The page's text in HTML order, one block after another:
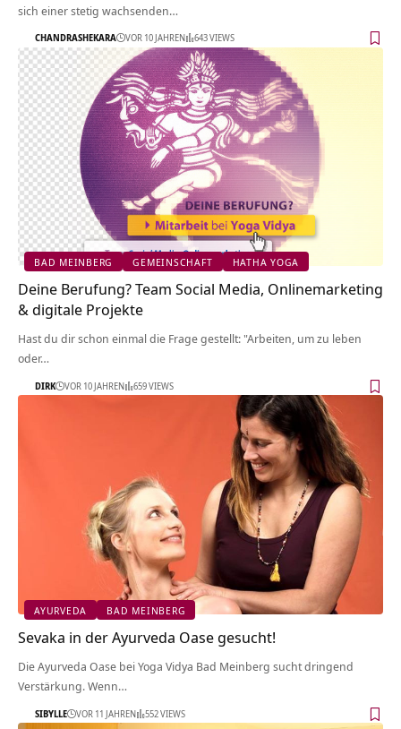
sich einer stetig wachsenden…
CHANDRASHEKARA VOR 10 JAHREN 643 VIEWS
BAD MEINBERG GEMEINSCHAFT HATHA YOGA
Deine Berufung? Team Social Media, Onlinemarketing
& digitale Projekte
Hast du dir schon einmal die Frage gestellt: "Arbeiten, um zu leben
oder…
DIRK VOR 10 JAHREN 659 VIEWS
AYURVEDA BAD MEINBERG
Sevaka in der Ayurveda Oase gesucht!
Die Ayurveda Oase bei Yoga Vidya Bad Meinberg sucht dringend
Verstärkung. Wenn…
SIBYLLE VOR 11 JAHREN 552 VIEWS